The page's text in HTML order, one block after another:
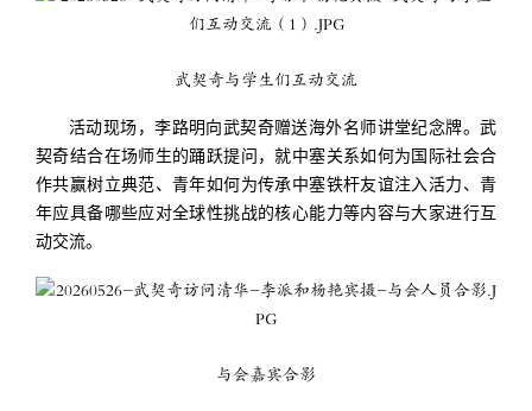
武契奇与学生们互动交流
活动现场，李路明向武契奇赠送海外名师讲堂纪念牌。武
契奇结合在场师生的踊跃提问，就中塞关系如何为国际社会合
作共赢树立典范、青年如何为传承中塞铁杆友谊注入活力、青
年应具备哪些应对全球性挑战的核心能力等内容与大家进行互
动交流。
与会嘉宾合影